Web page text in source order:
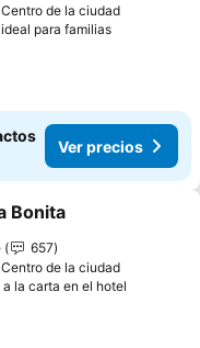
de la ciudad
para familias
Ver precios
a favoritos
Bonita
657
de la ciudad
la carta en el hotel